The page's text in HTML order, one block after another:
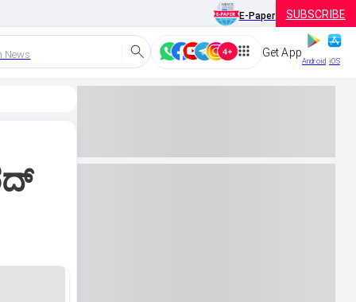
E-Paper SUBSCRIBE
News Get App
Android iOS